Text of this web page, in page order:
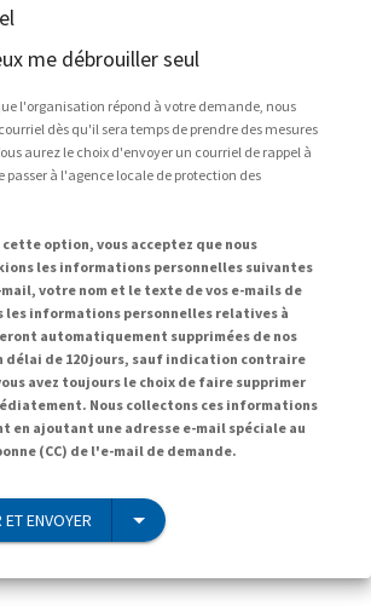
me débrouiller seul
l'organisation répond à votre demande, nous
dès qu'il sera temps de prendre des mesures
aurez le choix d'envoyer un courriel de rappel à
passer à l'agence locale de protection des
option, vous acceptez que nous
les informations personnelles suivantes
votre nom et le texte de vos e-mails de
les informations personnelles relatives à
automatiquement supprimées de nos
délai de 120 jours, sauf indication contraire
avez toujours le choix de faire supprimer
Nous collectons ces informations
en ajoutant une adresse e-mail spéciale au
(CC) de l'e-mail de demande.
ENVOYER